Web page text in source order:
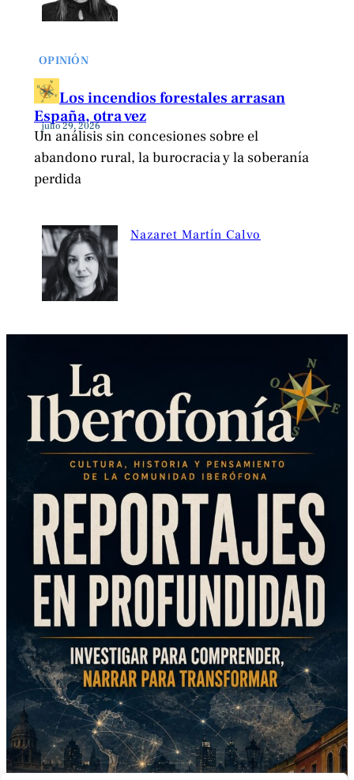
OPINIÓN
Los incendios forestales arrasan
España, otra vez
julio 29, 2026
Un análisis sin concesiones sobre el
abandono rural, la burocracia y la soberanía
perdida
Nazaret Martín Calvo